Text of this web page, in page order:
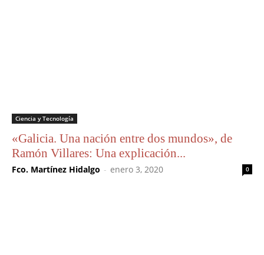
Ciencia y Tecnología
«Galicia. Una nación entre dos mundos», de
Ramón Villares: Una explicación...
Fco. Martínez Hidalgo - enero 3, 2020 0